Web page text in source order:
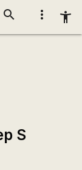
more_vert accessibility_new
search
S